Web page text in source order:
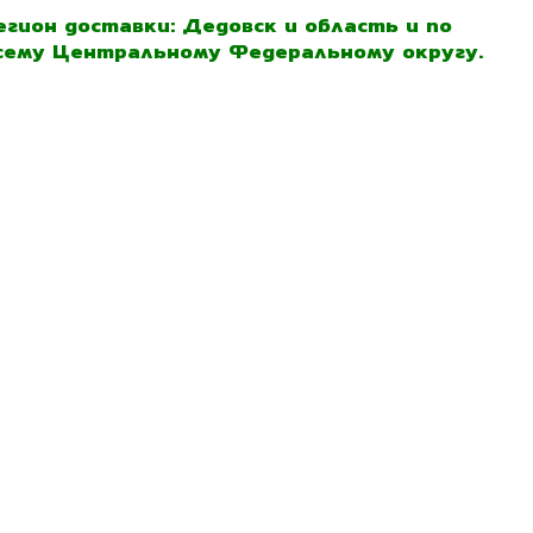
доставки: Дедовск и область и по
Центральному Федеральному округу.